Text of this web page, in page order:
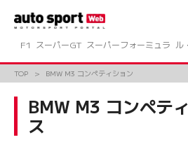
ツ
ス
F1 スーパーGT スーパーフォーミュラ ル
TOP BMW M3 コンペティション
BMW M3 コンペテ
ス